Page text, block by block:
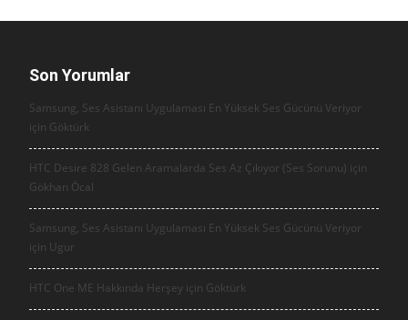
Son Yorumlar
Samsung, Ses Asistanı Uygulaması En Yüksek Ses Gücünü Veriyor
için Göktürk
HTC Desire 828 Gelen Aramalarda Ses Az Çıkıyor (Ses Sorunu) için
Gökhan Öcal
Samsung, Ses Asistanı Uygulaması En Yüksek Ses Gücünü Veriyor
için Ugur
HTC One ME Hakkında Herşey için Göktürk